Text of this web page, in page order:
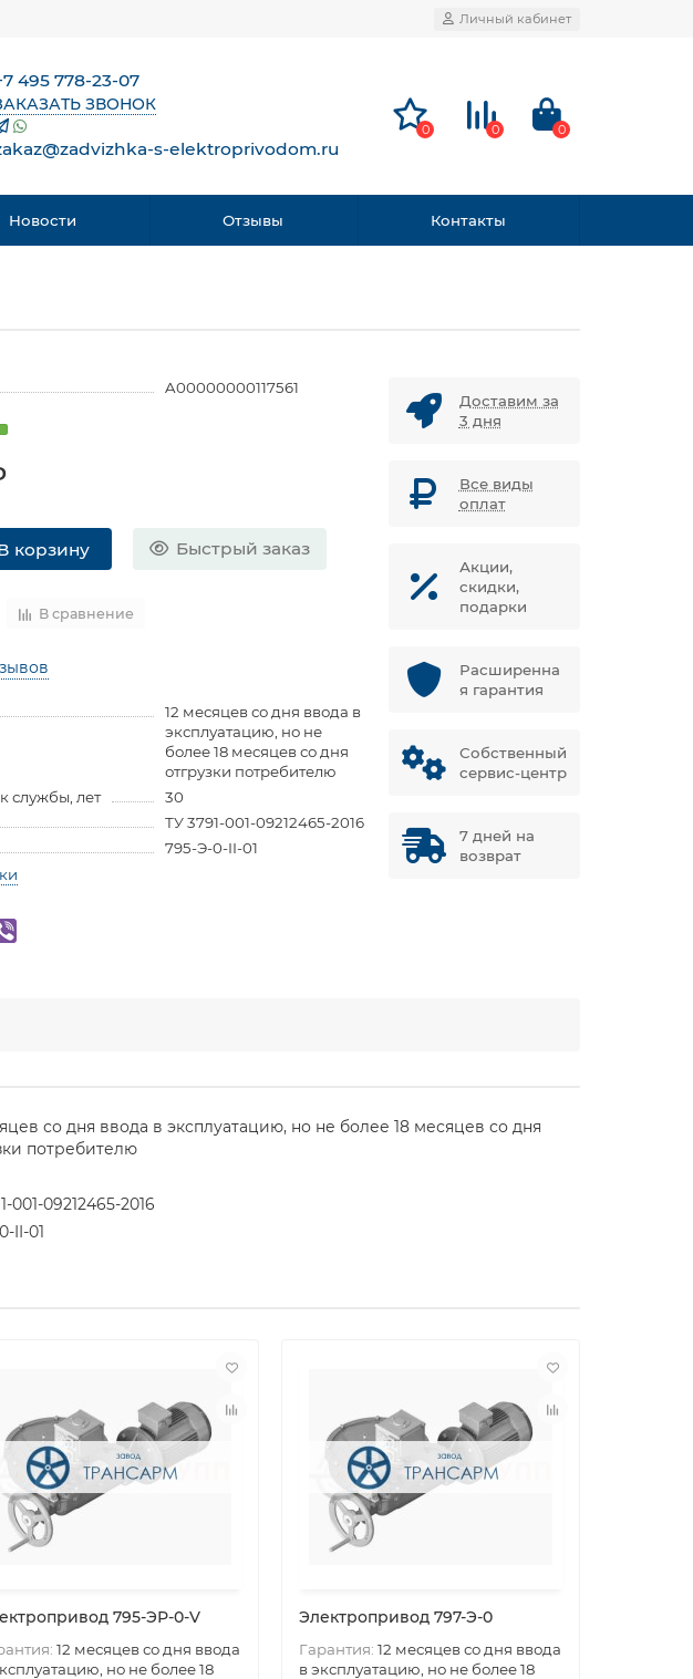
Личный кабинет
495 778-23-07
ЗВОНОК
s-elektroprivodom.ru
0 0 0
Новости Отзывы Контакты
A00000000117561
корзину Быстрый заказ
В сравнение
12 месяцев со дня ввода в
эксплуатацию, но не
более 18 месяцев со дня
отгрузки потребителю
службы, лет
30
ТУ 3791-001-09212465-2016
795-Э-0-II-01
Доставим за
3 дня
Все виды
оплат
Акции,
скидки,
подарки
Расширенна
я гарантия
Собственный
сервис-центр
7 дней на
возврат
со дня ввода в эксплуатацию, но не более 18 месяцев со дня
потребителю
001-09212465-2016
II-01
795-ЭР-0-V
12 месяцев со дня ввода
но не более 18
Электропривод 797-Э-0
Гарантия: 12 месяцев со дня ввода
в эксплуатацию, но не более 18